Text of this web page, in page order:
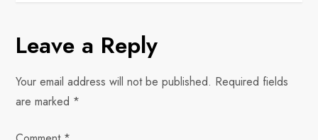
a
i
Leave a Reply
Your email address will not be published. Required fields
are marked *